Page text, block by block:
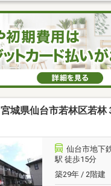
宮城県仙台市若林区若林
仙台市地下
駅 徒歩15分
築29年 / 2階建